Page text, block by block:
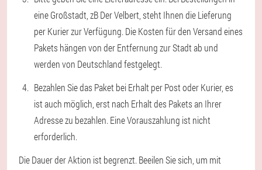
eine Großstadt, zB Der Velbert, steht Ihnen die Lieferung
per Kurier zur Verfügung. Die Kosten für den Versand eines
Pakets hängen von der Entfernung zur Stadt ab und
werden von Deutschland festgelegt.
Bezahlen Sie das Paket bei Erhalt per Post oder Kurier, es
ist auch möglich, erst nach Erhalt des Pakets an Ihrer
Adresse zu bezahlen. Eine Vorauszahlung ist nicht
erforderlich.
Die Dauer der Aktion ist begrenzt. Beeilen Sie sich, um mit